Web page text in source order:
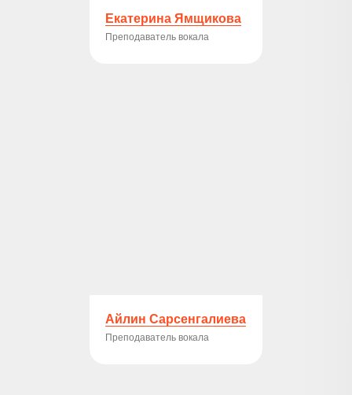
Екатерина Ямщикова
Преподаватель вокала
Айлин Сарсенгалиева
Преподаватель вокала